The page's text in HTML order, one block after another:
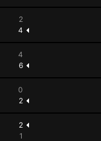
2
4
4
6
0
2
2
1